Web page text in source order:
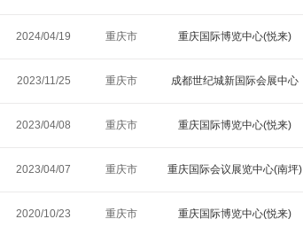
2024/04/19 重庆市 重庆国际博览中心(悦来)
2023/11/25 重庆市 成都世纪城新国际会展中心
2023/04/08 重庆市 重庆国际博览中心(悦来)
2023/04/07 重庆市 重庆国际会议展览中心(南坪)
2020/10/23 重庆市 重庆国际博览中心(悦来)